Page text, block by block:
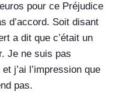
pour ce Préjudice
d’accord. Soit disant
a dit que c’était un
Je ne suis pas
j’ai l’impression que
pas.